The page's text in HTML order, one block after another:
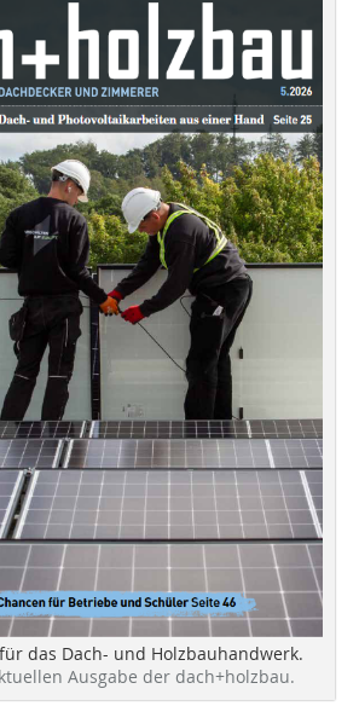
das Dach- und Holzbauhandwerk.
Ausgabe der dach+holzbau.